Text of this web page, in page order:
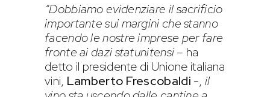
“Dobbiamo evidenziare il sacrificio
importante sui margini che stanno
facendo le nostre imprese per fare
fronte ai dazi statunitensi– ha
detto il presidente di Unione italiana
vini, Lamberto Frescobaldi -, il